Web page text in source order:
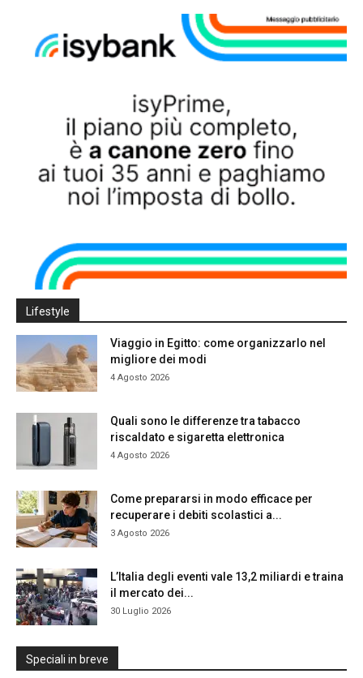
Lifestyle
Viaggio in Egitto: come organizzarlo nel
migliore dei modi
4 Agosto 2026
Quali sono le differenze tra tabacco
riscaldato e sigaretta elettronica
4 Agosto 2026
Come prepararsi in modo efficace per
recuperare i debiti scolastici a...
3 Agosto 2026
L’Italia degli eventi vale 13,2 miliardi e traina
il mercato dei...
30 Luglio 2026
Speciali in breve